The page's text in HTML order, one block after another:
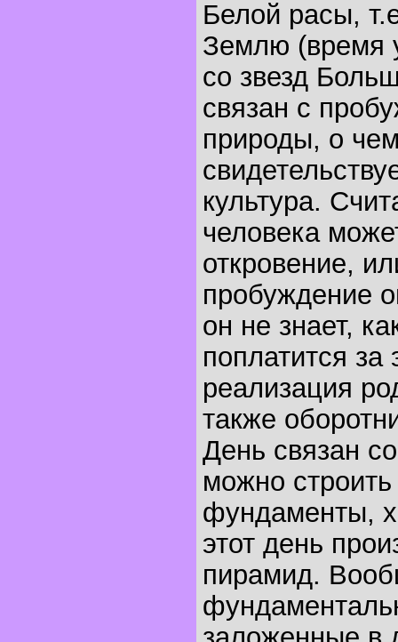
Белой расы,
Землю (время
со звезд
связан с
природы, о
культура.
человека
откровение,
пробуждение
он не знает,
поплатится за
реализация
также
День связан
можно
фундаменты,
этот день
пирамид.